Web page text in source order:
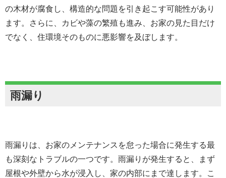
の木材が腐食し、構造的な問題を引き起こす可能性があり
ます。さらに、カビや藻の繁殖も進み、お家の見た目だけ
でなく、住環境そのものに悪影響を及ぼします。
雨漏り
雨漏りは、お家のメンテナンスを怠った場合に発生する最
も深刻なトラブルの一つです。雨漏りが発生すると、まず
屋根や外壁から水が浸入し、家の内部にまで達します。こ